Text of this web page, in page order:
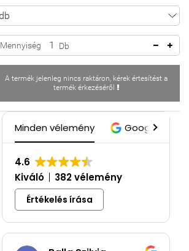
Mennyiség Db
A termék jelenleg nincs raktáron, kérek értesítést a
termék érkezéséről
Minden vélemény Google
4.6
Kiváló
382 vélemény
Értékelés írása